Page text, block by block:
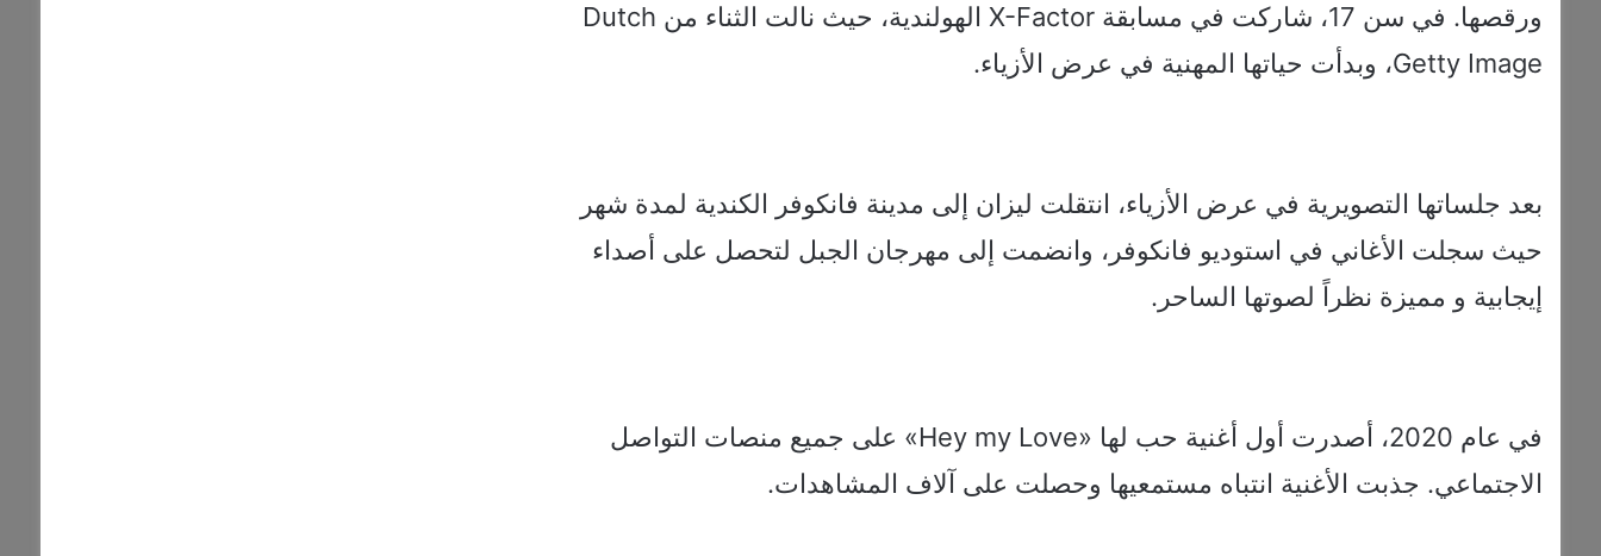
ورقصها. في سن 17، شاركت في مسابقة X-Factor الهولندية، حيث نالت الثناء من Dutch
Getty Image، وبدأت حياتها المهنية في عرض الأزياء.
بعد جلساتها التصويرية في عرض الأزياء، انتقلت ليزان إلى مدينة فانكوفر الكندية لمدة شهر
حيث سجلت الأغاني في استوديو فانكوفر، وانضمت إلى مهرجان الجبل لتحصل على أصداء
إيجابية و مميزة نظراً لصوتها الساحر.
في عام 2020، أصدرت أول أغنية حب لها «Hey my Love» على جميع منصات التواصل
الاجتماعي. جذبت الأغنية انتباه مستمعيها وحصلت على آلاف المشاهدات.